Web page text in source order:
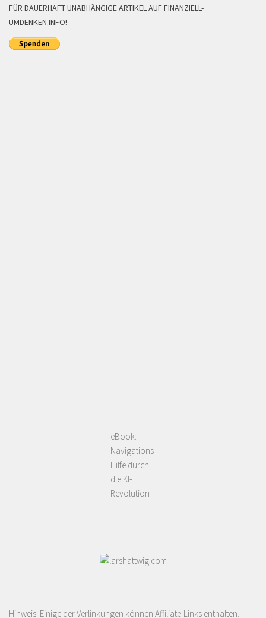
FÜR DAUERHAFT UNABHÄNGIGE ARTIKEL AUF FINANZIELL-
UMDENKEN.INFO!
eBook:
Navigations-
Hilfe durch
die KI-
Revolution
Hinweis: Einige der Verlinkungen können Affiliate-Links enthalten.